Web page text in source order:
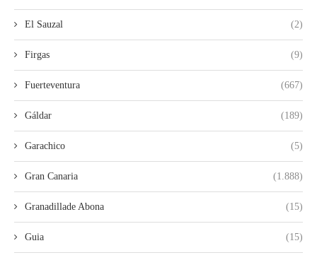
El Sauzal (2)
Firgas (9)
Fuerteventura (667)
Gáldar (189)
Garachico (5)
Gran Canaria (1.888)
Granadillade Abona (15)
Guia (15)